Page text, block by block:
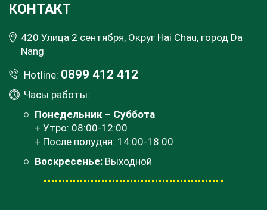
КОНТАКТ
420 Улица 2 сентября, Округ Hai Chau, город Da
Nang
Hotline: 0899 412 412
Часы работы:
Понедельник – Суббота
+ Утро: 08:00-12:00
+ После полудня: 14:00-18:00
Воскресенье: Выходной